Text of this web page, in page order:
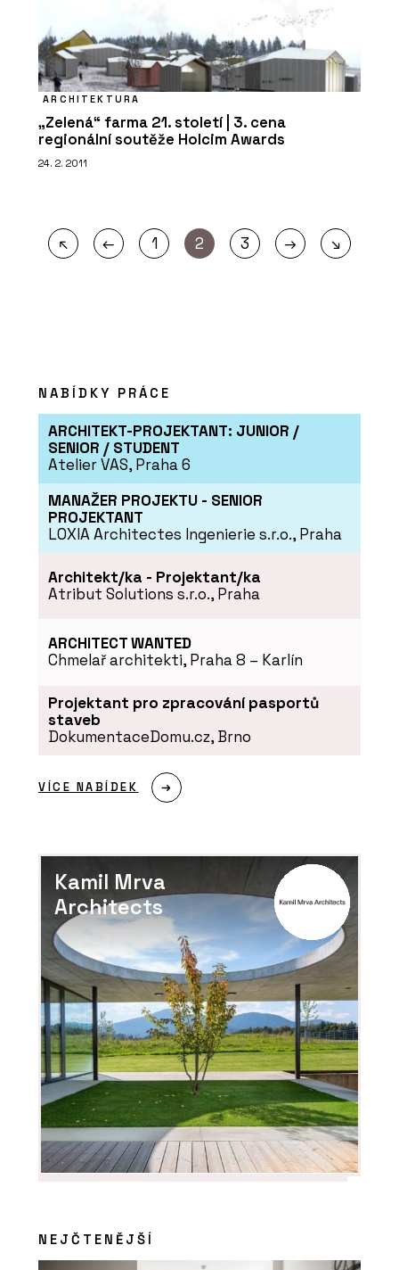
ARCHITEKTURA
„Zelená“ farma 21. století | 3. cena
regionální soutěže Holcim Awards
24. 2. 2011
↖ ← 1 2 3 → ↘
NABÍDKY PRÁCE
ARCHITEKT-PROJEKTANT: JUNIOR /
SENIOR / STUDENT
Atelier VAS, Praha 6
MANAŽER PROJEKTU - SENIOR
PROJEKTANT
LOXIA Architectes Ingenierie s.r.o., Praha
Architekt/ka - Projektant/ka
Atribut Solutions s.r.o., Praha
ARCHITECT WANTED
Chmelař architekti, Praha 8 – Karlín
Projektant pro zpracování pasportů
staveb
DokumentaceDomu.cz, Brno
VÍCE NABÍDEK
Kamil Mrva
Architects
NEJČTENĚJŠÍ